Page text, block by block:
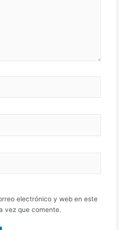
electrónico y web en este
vez que comente.